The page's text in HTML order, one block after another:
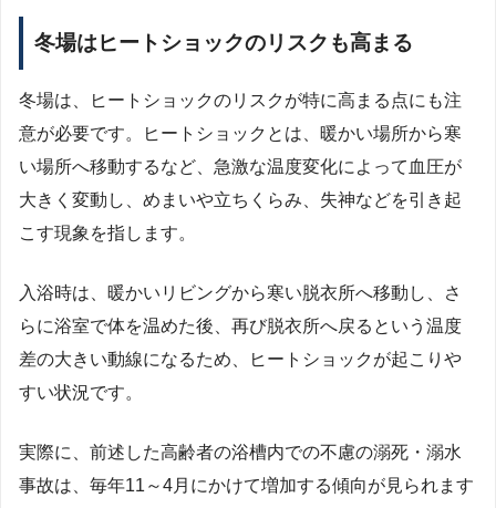
冬場はヒートショックのリスクも高まる
冬場は、ヒートショックのリスクが特に高まる点にも注
意が必要です。ヒートショックとは、暖かい場所から寒
い場所へ移動するなど、急激な温度変化によって血圧が
大きく変動し、めまいや立ちくらみ、失神などを引き起
こす現象を指します。
入浴時は、暖かいリビングから寒い脱衣所へ移動し、さ
らに浴室で体を温めた後、再び脱衣所へ戻るという温度
差の大きい動線になるため、ヒートショックが起こりや
すい状況です。
実際に、前述した高齢者の浴槽内での不慮の溺死・溺水
事故は、毎年11～4月にかけて増加する傾向が見られます